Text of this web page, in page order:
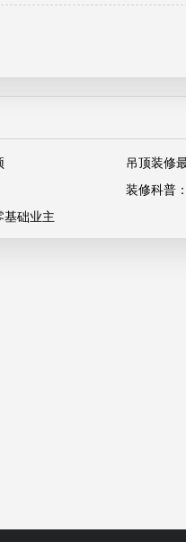
吊顶装修
法
装修科普
础业主